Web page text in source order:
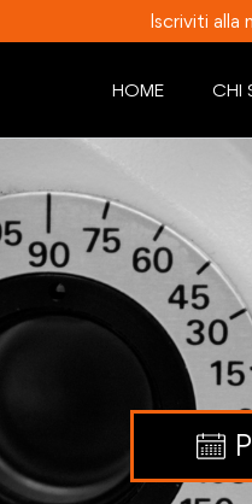
Iscriviti alla
HOME CHI